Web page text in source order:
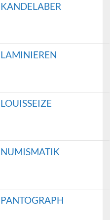
KANDELABER
LAMINIEREN
LOUISSEIZE
NUMISMATIK
PANTOGRAPH